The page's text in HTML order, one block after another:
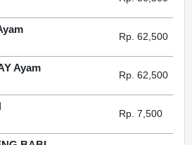
Rp. 62,500
Ayam
Rp. 62,500
Rp. 7,500